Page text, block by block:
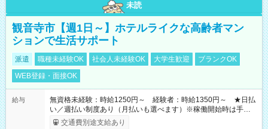
未読
観音寺市【週1日～】ホテルライクな高齢者マン
ションで生活サポート
派遣 職種未経験OK 社会人未経験OK 大学生歓迎
ブランクOK
WEB登録・面接OK
給与
無資格未経験：時給1250円～ 経験者：時給1350円～ ★日払
い／週払い制度あり（月払いも選べます）※稼働開始時は手続き
完了次第のお支払いとなります。
交通費別途支給あり